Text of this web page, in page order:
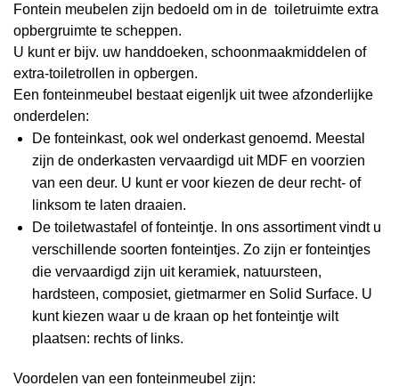
Fontein meubelen zijn bedoeld om in de toiletruimte extra
opbergruimte te scheppen.
U kunt er bijv. uw handdoeken, schoonmaakmiddelen of
extra-toiletrollen in opbergen.
Een fonteinmeubel bestaat eigenljk uit twee afzonderlijke
onderdelen:
De fonteinkast, ook wel onderkast genoemd. Meestal
zijn de onderkasten vervaardigd uit MDF en voorzien
van een deur. U kunt er voor kiezen de deur recht- of
linksom te laten draaien.
De toiletwastafel of fonteintje. In ons assortiment vindt u
verschillende soorten fonteintjes. Zo zijn er fonteintjes
die vervaardigd zijn uit keramiek, natuursteen,
hardsteen, composiet, gietmarmer en Solid Surface. U
kunt kiezen waar u de kraan op het fonteintje wilt
plaatsen: rechts of links.
Voordelen van een fonteinmeubel zijn: